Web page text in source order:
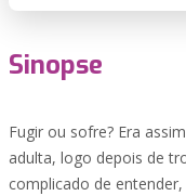
Sinopse
Fugir ou sofre? Era
adulta, logo depois de
complicado de